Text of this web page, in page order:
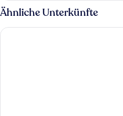
Ähnliche Unterkünfte
Hotel Panda